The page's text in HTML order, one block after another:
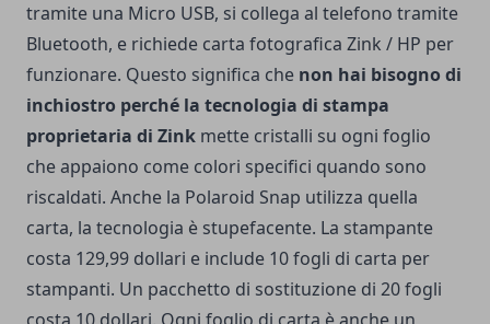
tramite una Micro USB, si collega al telefono tramite
Bluetooth, e richiede carta fotografica Zink / HP per
funzionare. Questo significa che non hai bisogno di
inchiostro perché la tecnologia di stampa
proprietaria di Zink mette cristalli su ogni foglio
che appaiono come colori specifici quando sono
riscaldati. Anche la Polaroid Snap utilizza quella
carta, la tecnologia è stupefacente. La stampante
costa 129,99 dollari e include 10 fogli di carta per
stampanti. Un pacchetto di sostituzione di 20 fogli